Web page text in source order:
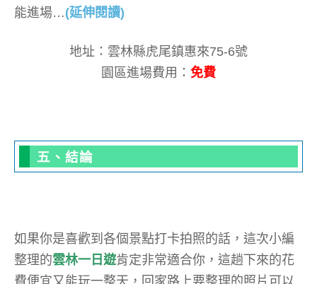
能進場…(延伸閱讀)
地址：雲林縣虎尾鎮惠來75-6號
園區進場費用： 免費
五、結論
如果你是喜歡到各個景點打卡拍照的話，這次小編
整理的雲林一日遊肯定非常適合你，這趟下來的花